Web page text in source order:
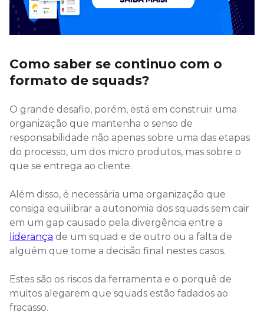
Como saber se continuo com o
formato de squads?
O grande desafio, porém, está em construir uma
organização que mantenha o senso de
responsabilidade não apenas sobre uma das etapas
do processo, um dos micro produtos, mas sobre o
que se entrega ao cliente.
Além disso, é necessária uma organização que
consiga equilibrar a autonomia dos squads sem cair
em um gap causado pela divergência entre a
liderança de um squad e de outro ou a falta de
alguém que tome a decisão final nestes casos.
Estes são os riscos da ferramenta e o porquê de
muitos alegarem que squads estão fadados ao
fracasso.